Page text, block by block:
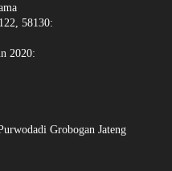
58130:
2020:
Grobogan Jateng